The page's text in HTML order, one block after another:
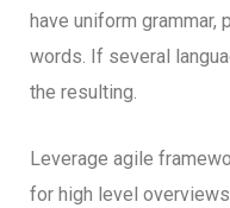
have uniform grammar,
words. If several
the resulting.
Leverage agile
for high level